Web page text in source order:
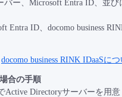
ー、Microsoft Entra ID、並び
ID、docomo business
docomo business RINK IDaaSに
合の手順
Directoryサーバーを用